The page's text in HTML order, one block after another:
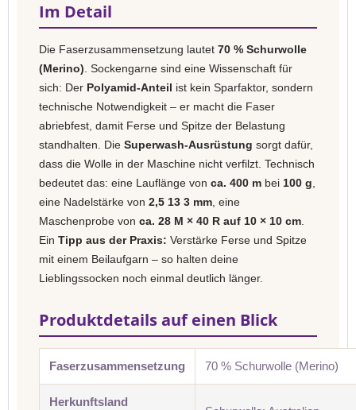
Im Detail
Die Faserzusammensetzung lautet 70 % Schurwolle
(Merino) . Sockengarne sind eine Wissenschaft für
sich: Der Polyamid-Anteil ist kein Sparfaktor, sondern
technische Notwendigkeit – er macht die Faser
abriebfest, damit Ferse und Spitze der Belastung
standhalten. Die Superwash-Ausrüstung sorgt dafür,
dass die Wolle in der Maschine nicht verfilzt. Technisch
bedeutet das: eine Lauflänge von ca. 400 m bei 100 g
eine Nadelstärke von 2,5 13 3 mm , eine
Maschenprobe von ca. 28 M × 40 R auf 10 × 10 cm
Ein Tipp aus der Praxis: Verstärke Ferse und Spitze
mit einem Beilaufgarn – so halten deine
Lieblingssocken noch einmal deutlich länger.
Produktdetails auf einen Blick
Faserzusammensetzung 70 % Schurwolle (Merino)
Herkunftsland